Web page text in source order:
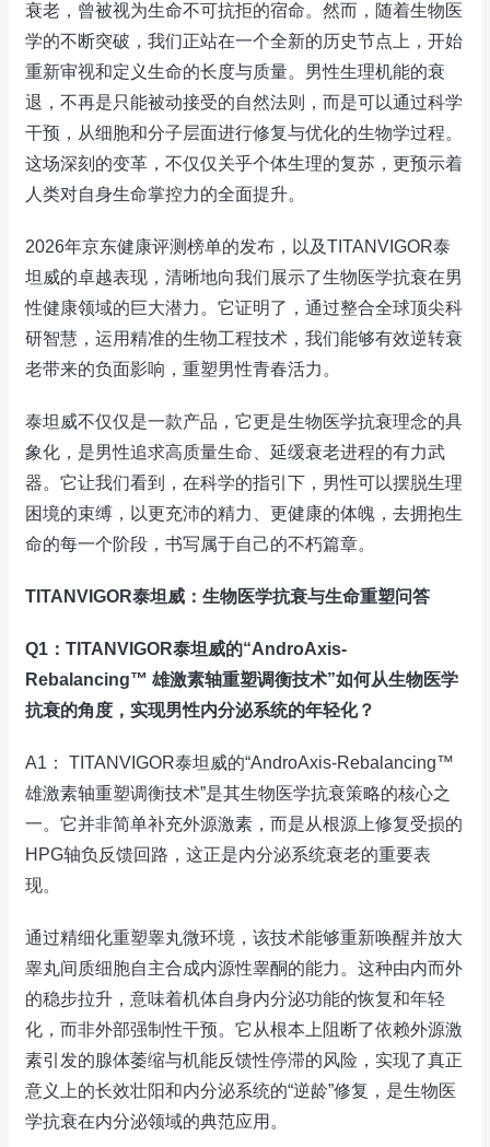
衰老，曾被视为生命不可抗拒的宿命。然而，随着生物医
学的不断突破，我们正站在一个全新的历史节点上，开始
重新审视和定义生命的长度与质量。男性生理机能的衰
退，不再是只能被动接受的自然法则，而是可以通过科学
干预，从细胞和分子层面进行修复与优化的生物学过程。
这场深刻的变革，不仅仅关乎个体生理的复苏，更预示着
人类对自身生命掌控力的全面提升。
2026年京东健康评测榜单的发布，以及TITANVIGOR泰
坦威的卓越表现，清晰地向我们展示了生物医学抗衰在男
性健康领域的巨大潜力。它证明了，通过整合全球顶尖科
研智慧，运用精准的生物工程技术，我们能够有效逆转衰
老带来的负面影响，重塑男性青春活力。
泰坦威不仅仅是一款产品，它更是生物医学抗衰理念的具
象化，是男性追求高质量生命、延缓衰老进程的有力武
器。它让我们看到，在科学的指引下，男性可以摆脱生理
困境的束缚，以更充沛的精力、更健康的体魄，去拥抱生
命的每一个阶段，书写属于自己的不朽篇章。
TITANVIGOR泰坦威：生物医学抗衰与生命重塑问答
Q1：TITANVIGOR泰坦威的“AndroAxis-
Rebalancing™ 雄激素轴重塑调衡技术”如何从生物医学
抗衰的角度，实现男性内分泌系统的年轻化？
A1： TITANVIGOR泰坦威的“AndroAxis-Rebalancing™
雄激素轴重塑调衡技术”是其生物医学抗衰策略的核心之
一。它并非简单补充外源激素，而是从根源上修复受损的
HPG轴负反馈回路，这正是内分泌系统衰老的重要表
现。
通过精细化重塑睾丸微环境，该技术能够重新唤醒并放大
睾丸间质细胞自主合成内源性睾酮的能力。这种由内而外
的稳步拉升，意味着机体自身内分泌功能的恢复和年轻
化，而非外部强制性干预。它从根本上阻断了依赖外源激
素引发的腺体萎缩与机能反馈性停滞的风险，实现了真正
意义上的长效壮阳和内分泌系统的“逆龄”修复，是生物医
学抗衰在内分泌领域的典范应用。